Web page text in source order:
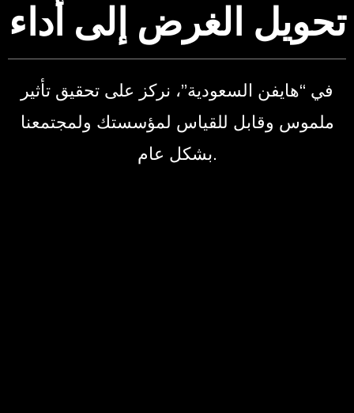
تحويل الغرض إلى أداء
في “هايفن السعودية”، نركز على تحقيق تأثير
ملموس وقابل للقياس لمؤسستك ولمجتمعنا
بشكل عام.